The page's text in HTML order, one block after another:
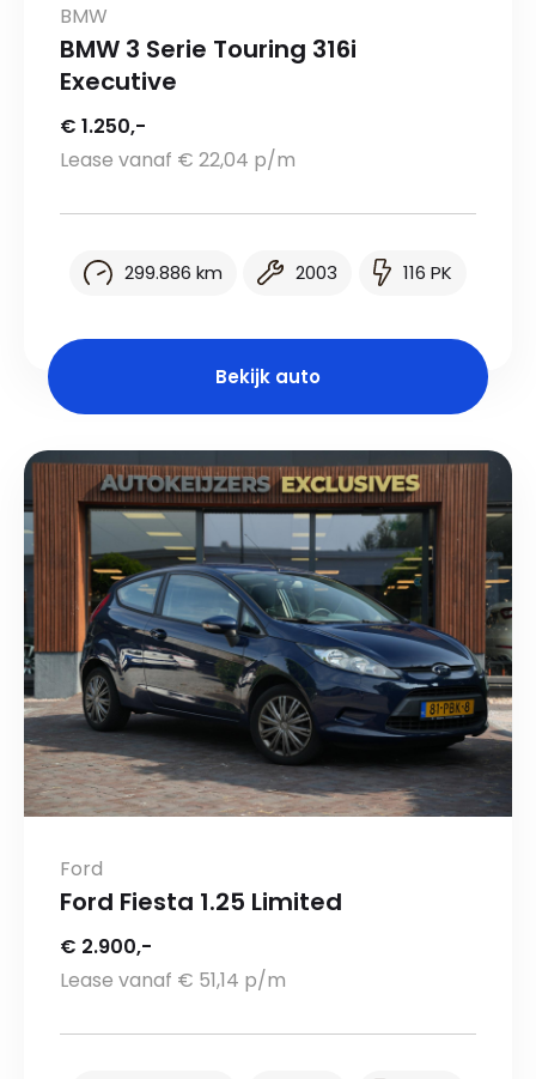
BMW
BMW 3 Serie Touring 316i
Executive
€ 1.250,-
Lease vanaf € 22,04 p/m
299.886 km 2003 116 PK
Bekijk auto
Ford
Ford Fiesta 1.25 Limited
€ 2.900,-
Lease vanaf € 51,14 p/m